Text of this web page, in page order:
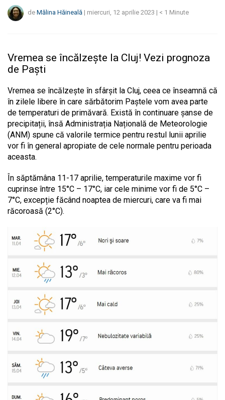
de Mălina Hăineală | miercuri, 12 aprilie 2023 | < 1 Minute
Vremea se încălzește la Cluj! Vezi prognoza
de Paști
Vremea se încălzește în sfârșit la Cluj, ceea ce înseamnă că
în zilele libere în care sărbătorim Paștele vom avea parte
de temperaturi de primăvară. Există în continuare șanse de
precipitații, însă Administrația Națională de Meteorologie
(ANM) spune că valorile termice pentru restul lunii aprilie
vor fi în general apropiate de cele normale pentru perioada
aceasta.
În săptămâna 11-17 aprilie, temperaturile maxime vor fi
cuprinse între 15°C – 17°C, iar cele minime vor fi de 5°C –
7°C, excepție făcând noaptea de miercuri, care va fi mai
răcoroasă (2°C).